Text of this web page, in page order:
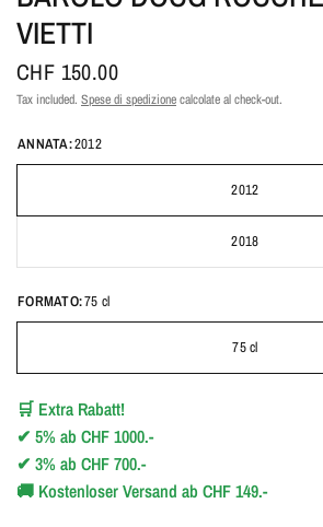
VIETTI
CHF 150.00
Tax included. Spese di spedizionecalcolate al check-out.
ANNATA:2012
2012
2018
FORMATO:75 cl
75 cl
🛒 Extra Rabatt!
✔5% abCHF 1000.-
✔3% abCHF 700.-
🚚 Kostenloser Versand ab CHF 149.-